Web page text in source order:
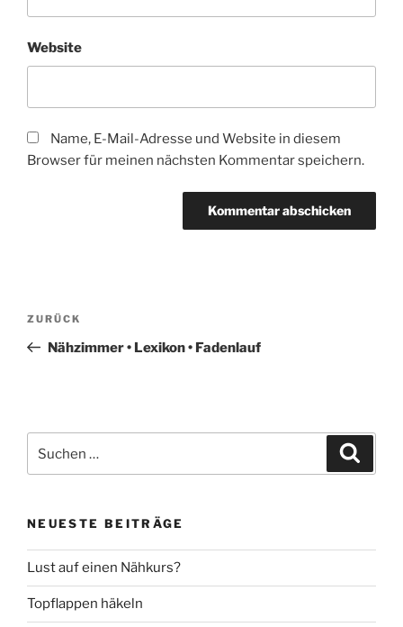
Website
Name, E-Mail-Adresse und Website in diesem
Browser für meinen nächsten Kommentar speichern.
Beitragsnavigation
Vorheriger
Beitrag
ZURÜCK
Nähzimmer • Lexikon • Fadenlauf
nach:
NEUESTE BEITRÄGE
Lust auf einen Nähkurs?
Topflappen häkeln